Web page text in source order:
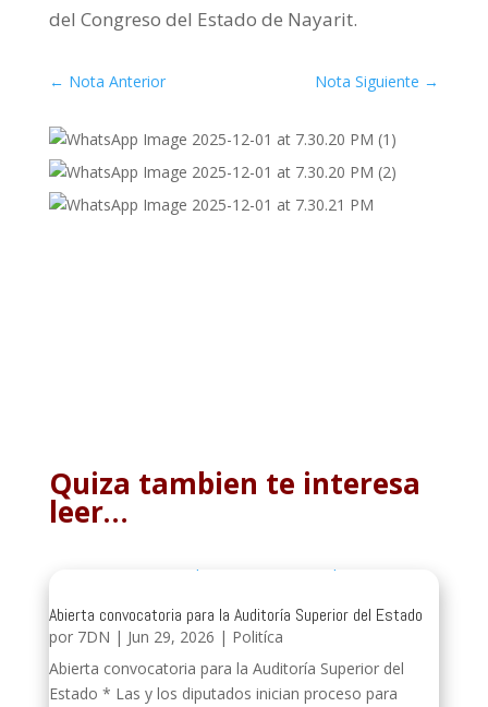
del Congreso del Estado de Nayarit.
← Nota Anterior Nota Siguiente →
Quiza tambien te interesa
leer…
Abierta convocatoria para la Auditoría Superior del Estado
por 7DN | Jun 29, 2026 | Politíca
Abierta convocatoria para la Auditoría Superior del
Estado * Las y los diputados inician proceso para